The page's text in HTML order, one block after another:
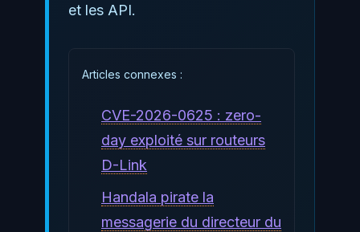
et les API.
Articles connexes :
CVE-2026-0625 : zero-
day exploité sur routeurs
D-Link
Handala pirate la
messagerie du directeur du